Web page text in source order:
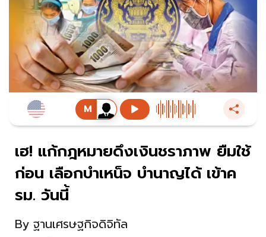
เฮ! แก้กฎหมายดึงเงินชราภาพ ยืมใช้
ก่อน เลือกบำเหน็จ บำนาญได้ เข้าค
รม. วันนี้
By ฐานเศรษฐกิจดิจิทัล